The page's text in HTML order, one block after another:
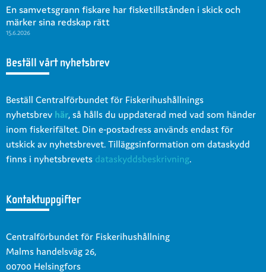
En samvetsgrann fiskare har fisketillstånden i skick och
märker sina redskap rätt
15.6.2026
Beställ vårt nyhetsbrev
Beställ Centralförbundet för Fiskerihushållnings
nyhetsbrev här, så hålls du uppdaterad med vad som händer
inom fiskerifältet. Din e-postadress används endast för
utskick av nyhetsbrevet. Tilläggsinformation om dataskydd
finns i nyhetsbrevets dataskyddsbeskrivning.
Kontaktuppgifter
Centralförbundet för Fiskerihushållning
Malms handelsväg 26,
00700 Helsingfors